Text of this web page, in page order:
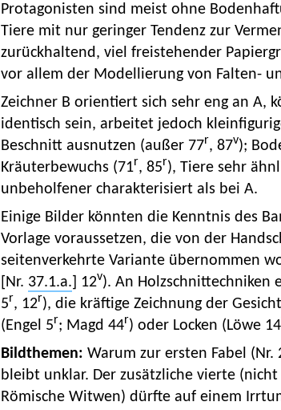
Protagonisten sind meist ohne
Tiere mit nur geringer Tendenz zur
zurückhaltend, viel freistehender
vor allem der Modellierung von Falten-
Zeichner B orientiert sich sehr eng an A,
identisch sein, arbeitet jedoch
Beschnitt ausnutzen (außer 77r, 87v);
Kräuterbewuchs (71r, 85r), Tiere sehr
unbeholfener charakterisiert als bei A.
Einige Bilder könnten die Kenntnis des
Vorlage voraussetzen, die von der
seitenverkehrte Variante übernommen
[Nr. 37.1.a. ] 12v). An Holzschnittechniken
5r, 12r), die kräftige Zeichnung der
(Engel 5r; Magd 44r) oder Locken (Löwe 14
Bildthemen: Warum zur ersten Fabel (Nr.
bleibt unklar. Der zusätzliche vierte
Römische Witwen) dürfte auf einem